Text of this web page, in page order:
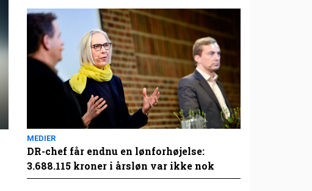
MEDIER
DR-chef får endnu en lønforhøjelse:
3.688.115 kroner i årsløn var ikke nok